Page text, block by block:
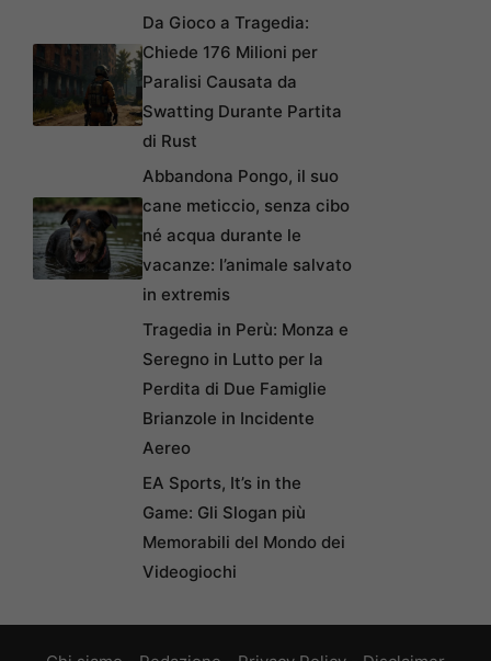
Da Gioco a Tragedia:
Chiede 176 Milioni per
Paralisi Causata da
Swatting Durante Partita
di Rust
Abbandona Pongo, il suo
cane meticcio, senza cibo
né acqua durante le
vacanze: l’animale salvato
in extremis
Tragedia in Perù: Monza e
Seregno in Lutto per la
Perdita di Due Famiglie
Brianzole in Incidente
Aereo
EA Sports, It’s in the
Game: Gli Slogan più
Memorabili del Mondo dei
Videogiochi